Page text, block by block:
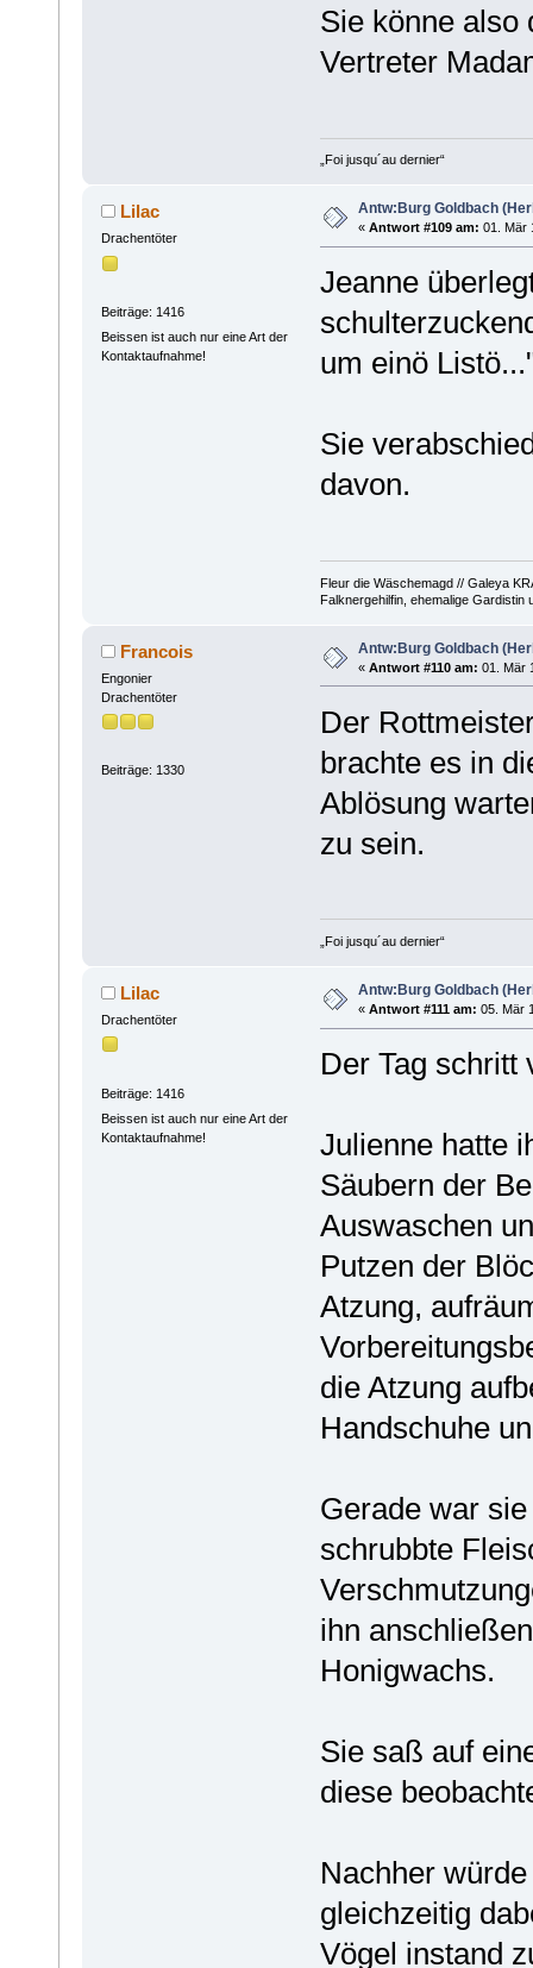
Sie könne also
Vertreter
„Foi jusqu´au dernier“
Lilac
Drachentöter
Beiträge: 1416
Beissen ist auch nur eine Art der
Kontaktaufnahme!
Antw:Burg Goldbach
« Antwort #109 am: 01. Mär
Jeanne
um einö
Sie
davon.
Fleur die Wäschemagd // Galeya
Falknergehilfin, ehemalige Gardistin
Francois
Engonier
Drachentöter
Beiträge: 1330
Antw:Burg Goldbach
« Antwort #110 am: 01. Mär
Der
brachte es in
Ablösung
zu sein.
„Foi jusqu´au dernier“
Lilac
Drachentöter
Beiträge: 1416
Beissen ist auch nur eine Art der
Kontaktaufnahme!
Antw:Burg Goldbach
« Antwort #111 am: 05. Mär
Der Tag schritt
Julienne hatte
Säubern der
Auswaschen
Putzen der
Atzung,
die Atzung
Handschuhe
Gerade war
schrubbte
ihn
Honigwachs.
Sie saß auf
diese
Nachher
gleichzeitig
Vögel instand